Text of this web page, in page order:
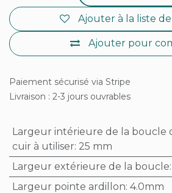
Ajouter pour
Ajouter à la liste
Paiement sécurisé via Stripe
Livraison : 2-3 jours ouvrables
Largeur intérieure de la boucle
cuir à utiliser: 25 mm
Largeur extérieure de la boucle:
Largeur pointe ardillon: 4.0mm